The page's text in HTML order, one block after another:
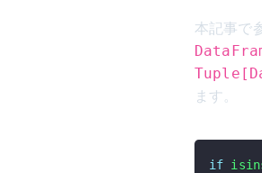
本記事で
ます。
if